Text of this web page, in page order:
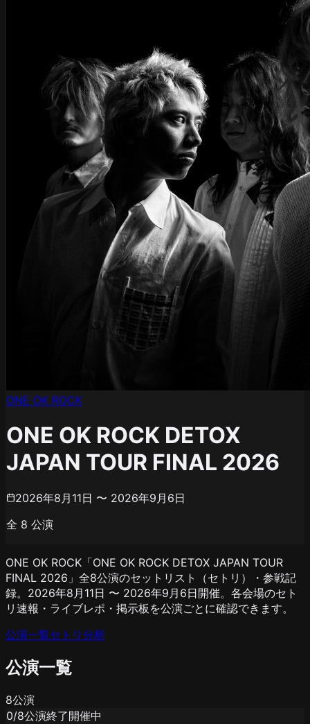
ONE OK ROCK
ONE OK ROCK DETOX
JAPAN TOUR FINAL 2026
2026年8月11日 〜 2026年9月6日
全 8 公演
ONE OK ROCK「ONE OK ROCK DETOX JAPAN TOUR
FINAL 2026」全8公演のセットリスト（セトリ）・参戦記
録。2026年8月11日 〜 2026年9月6日開催。各会場のセト
リ速報・ライブレポ・掲示板を公演ごとに確認できます。
公演一覧セトリ分析
公演一覧
8公演
0/8公演終了開催中